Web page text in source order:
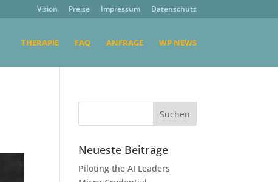
Vision Preise Impressum Datenschutz
THERAPIE FAQ ANFRAGE WP NEWS
Neueste Beiträge
Piloting the AI Leaders